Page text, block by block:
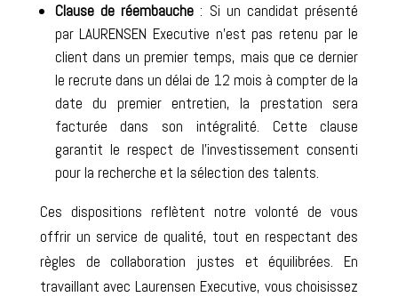
Clause de réembauche : Si un candidat présenté
par LAURENSEN Executive n’est pas retenu par le
client dans un premier temps, mais que ce dernier
le recrute dans un délai de 12 mois à compter de la
date du premier entretien, la prestation sera
facturée dans son intégralité. Cette clause
garantit le respect de l’investissement consenti
pour la recherche et la sélection des talents.
Ces dispositions reflètent notre volonté de vous
offrir un service de qualité, tout en respectant des
règles de collaboration justes et équilibrées. En
travaillant avec Laurensen Executive, vous choisissez